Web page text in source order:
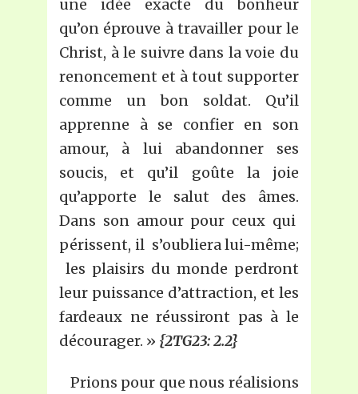
une idée exacte du bonheur
qu’on éprouve à travailler pour le
Christ, à le suivre dans la voie du
renoncement et à tout supporter
comme un bon soldat. Qu’il
apprenne à se confier en son
amour, à lui abandonner ses
soucis, et qu’il goûte la joie
qu’apporte le salut des âmes.
Dans son amour pour ceux qui
périssent, il s’oubliera lui-même;
les plaisirs du monde perdront
leur puissance d’attraction, et les
fardeaux ne réussiront pas à le
décourager. » {2TG23: 2.2}
Prions pour que nous réalisions